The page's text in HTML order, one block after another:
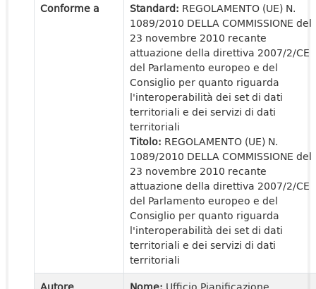
Conforme a
Standard: REGOLAMENTO (UE) N.
1089/2010 DELLA COMMISSIONE del
23 novembre 2010 recante
attuazione della direttiva 2007/2/CE
del Parlamento europeo e del
Consiglio per quanto riguarda
l'interoperabilità dei set di dati
territoriali e dei servizi di dati
territoriali
Titolo: REGOLAMENTO (UE) N.
1089/2010 DELLA COMMISSIONE del
23 novembre 2010 recante
attuazione della direttiva 2007/2/CE
del Parlamento europeo e del
Consiglio per quanto riguarda
l'interoperabilità dei set di dati
territoriali e dei servizi di dati
territoriali